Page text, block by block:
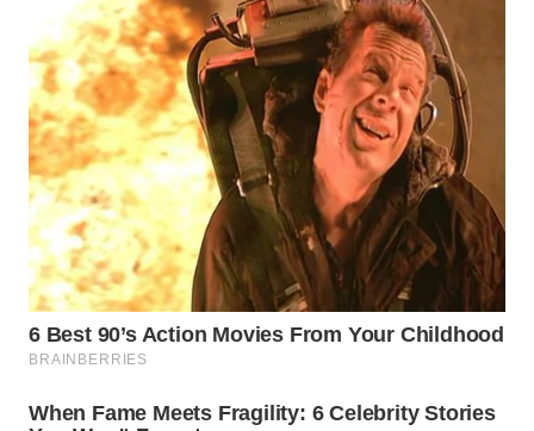
WN DELI
SERDANG
WN
TEBING
TINGGI
WN
PAKPAK
WN